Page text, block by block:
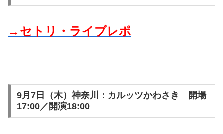
→セトリ・ライブレポ
9月7日（木）神奈川：カルッツかわさき 開場
17:00／開演18:00